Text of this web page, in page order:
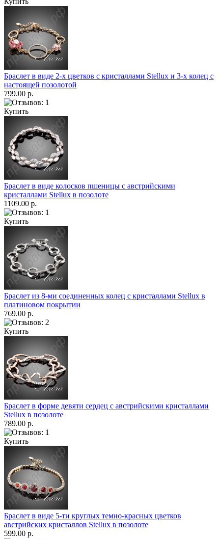
Браслет в виде 2-х цветков с кристаллами Stellux и 3-х колец с
настоящей позолотой
799.00 р.
Купить
Браслет в виде колосков пшеницы с австрийскими
кристаллами Stellux в позолоте
1109.00 р.
Купить
Браслет из 8-ми соединенных колец с кристаллами Stellux в
платиновом покрытии
769.00 р.
Купить
Браслет в форме девяти сердец с австрийскими кристаллами
Stellux в позолоте
789.00 р.
Купить
Браслет в виде 5-ти круглых темно-красных цветков
австрийских кристаллов Stellux в позолоте
599.00 р.